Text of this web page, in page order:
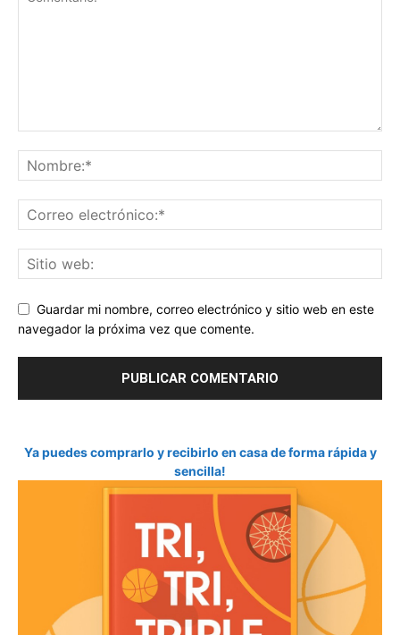
Guardar mi nombre, correo electrónico y sitio web en este
navegador la próxima vez que comente.
Ya puedes comprarlo y recibirlo en casa de forma rápida y
sencilla!